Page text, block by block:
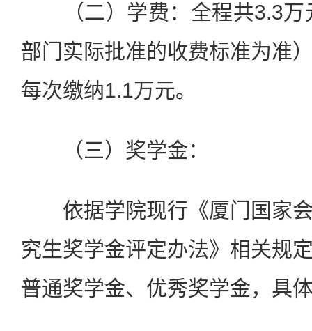
（二）学费：全程共3.3万
部门实际批准的收费标准为准
每次缴纳1.1万元。
（三）奖学金：
依据学院现行《厦门国家会
究生奖学金评定办法》相关规
普通奖学金、优秀奖学金，具